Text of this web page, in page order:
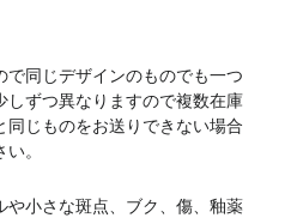
で同じデザインのものでも一つ
ずつ異なりますので複数在庫
じものをお送りできない場合
。
や小さな斑点、ブク、傷、釉薬